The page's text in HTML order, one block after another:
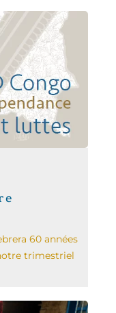
60 années
trimestriel